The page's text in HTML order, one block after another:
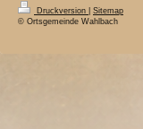
Druckversion
Sitemap
© Ortsgemeinde Wahlbach